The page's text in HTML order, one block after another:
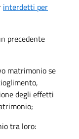
interdetti per
precedente
matrimonio se
degli effetti
tra loro: